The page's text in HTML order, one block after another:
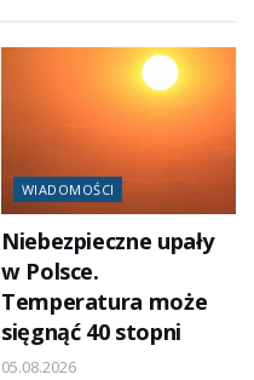
WIADOMOŚCI
Niebezpieczne upały
w Polsce.
Temperatura może
sięgnąć 40 stopni
05.08.2026